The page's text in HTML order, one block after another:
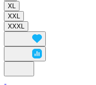
XL
XXL
XXXL